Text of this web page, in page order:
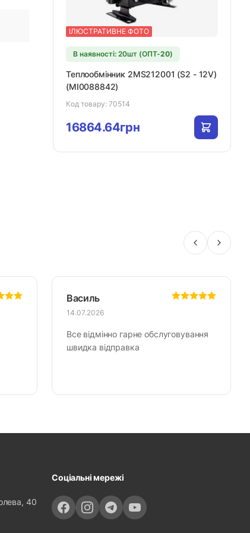
ІЛЮСТРАТИВНЕ ФОТО
В наявності: 20шт (ОПТ-20)
Теплообмінник 2MS212001 (S2 - 12V)
(MI0088842)
Код товару: 70514
16864.64грн
Василь
14.07.2026
Все відмінно гарне обслуговування
швидка відправка
40
Соціальні мережі